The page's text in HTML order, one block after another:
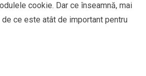
cookie. Dar ce înseamnă, mai
ce este atât de important pentru